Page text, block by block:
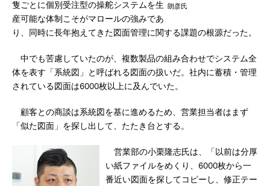
朗彦氏
隻ごとに個別受注型の操舵システムを生
産可能な体制こそがマロールの強みであ
り、同時に長年抱えてきた図面管理に関する課題の根源だった。
中でも苦慮していたのが、複数製品の組み合わせでシステム全
体を表す「系統図」と呼ばれる図面の扱いだ。社内に蓄積・管理
されている図面は6000枚以上に及んでいた。
顧客との商談は系統図を基に進めるため、営業担当者はまず
「似た図面」を探し出して、たたき台とする。
営業部の小栗隆志氏は、「以前は分厚
い紙ファイルをめくり、6000枚から一
番近い図面を探してコピーし、修正テー